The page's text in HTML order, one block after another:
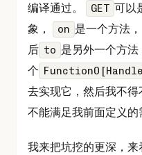
编译通过。 GET 可以
象，
on 是一个方法，
后 to 是另外一个方法
个
去实现它，然后我不
不能满足我前面定义的
我来把坑挖的更深，